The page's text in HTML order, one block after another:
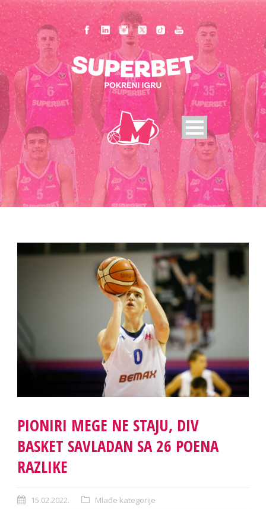
PIONIRI MEGE NE STAJU, DIV
BASKET SAVLADAN SA 26 POENA
RAZLIKE
15.02.2022. Mlađe kategorije